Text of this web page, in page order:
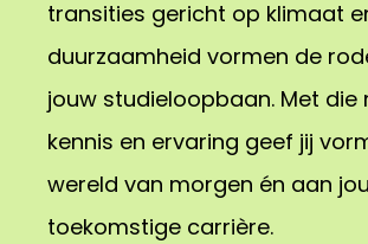
transities gericht op klimaat
duurzaamheid vormen de
jouw studieloopbaan. Met die
kennis en ervaring geef jij
wereld van morgen én aan
toekomstige carrière.